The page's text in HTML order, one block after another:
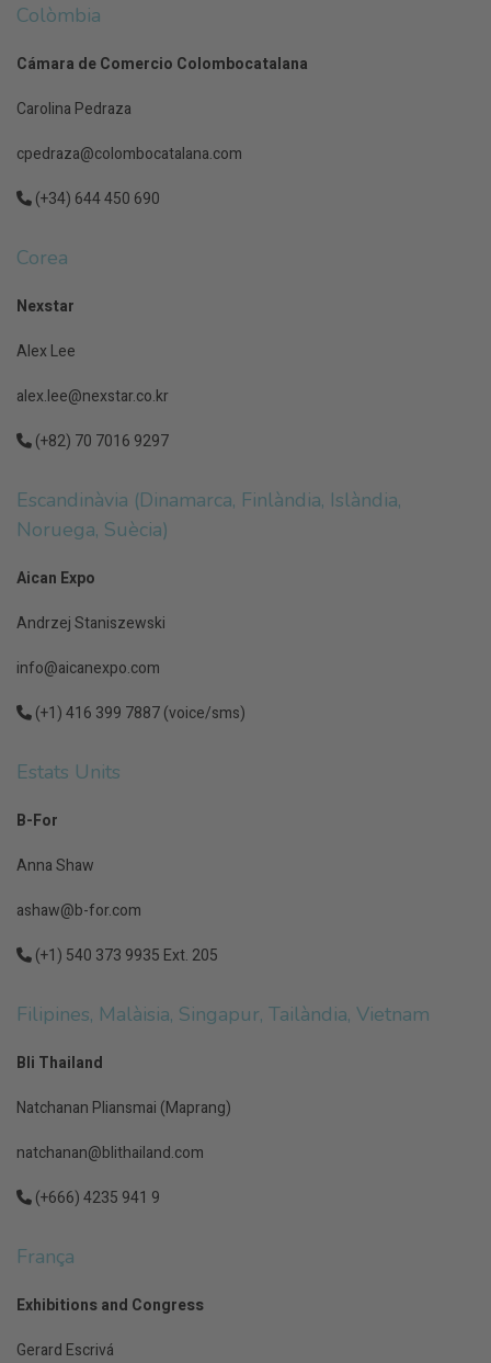
Colòmbia
Cámara de Comercio Colombocatalana
Carolina Pedraza
cpedraza@colombocatalana.com
(+34) 644 450 690
Corea
Nexstar
Alex Lee
alex.lee@nexstar.co.kr
(+82) 70 7016 9297
Escandinàvia (Dinamarca, Finlàndia, Islàndia,
Noruega, Suècia)
Aican Expo
Andrzej Staniszewski
info@aicanexpo.com
(+1) 416 399 7887 (voice/sms)
Estats Units
B-For
Anna Shaw
ashaw@b-for.com
(+1) 540 373 9935 Ext. 205
Filipines, Malàisia, Singapur, Tailàndia, Vietnam
Bli Thailand
Natchanan Pliansmai (Maprang)
natchanan@blithailand.com
(+666) 4235 941 9
França
Exhibitions and Congress
Gerard Escrivá